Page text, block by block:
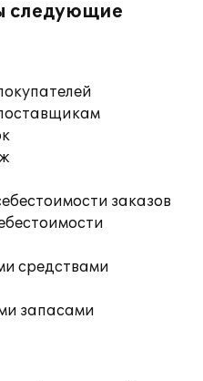
следующие
заказов
средствами
запасами